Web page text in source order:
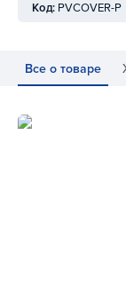
Код: PVCOVER-P
Все о товаре
Крышка короба